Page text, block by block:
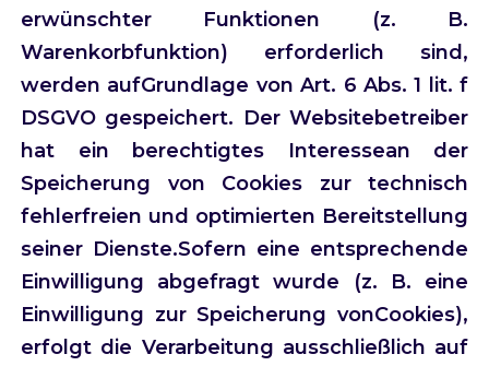
erwünschter Funktionen (z. B.
Warenkorbfunktion) erforderlich sind,
werden aufGrundlage von Art. 6 Abs. 1 lit. f
DSGVO gespeichert. Der Websitebetreiber
hat ein berechtigtes Interessean der
Speicherung von Cookies zur technisch
fehlerfreien und optimierten Bereitstellung
seiner Dienste.Sofern eine entsprechende
Einwilligung abgefragt wurde (z. B. eine
Einwilligung zur Speicherung vonCookies),
erfolgt die Verarbeitung ausschließlich auf